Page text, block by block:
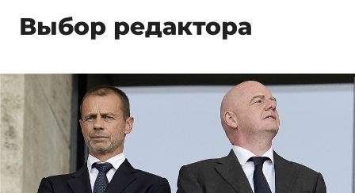
Выбор редактора